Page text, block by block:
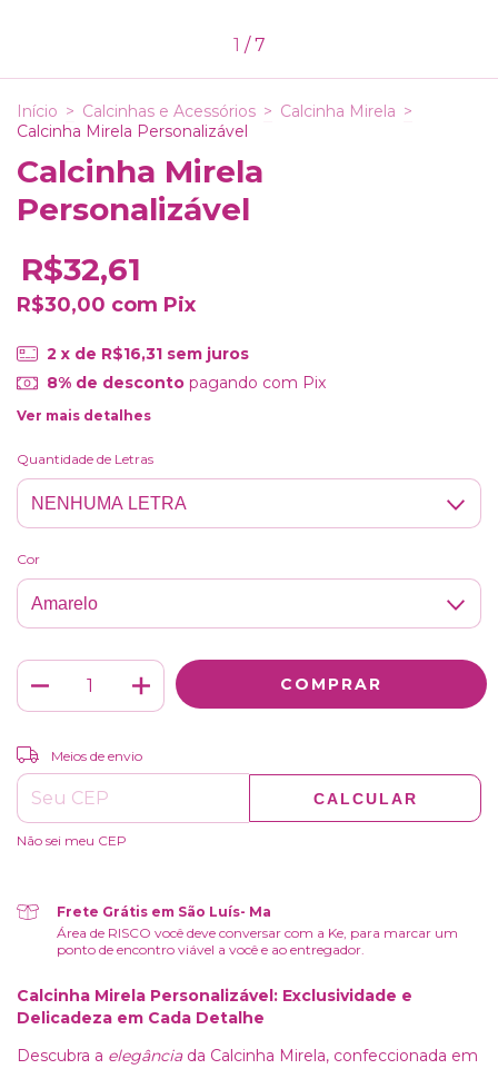
1 /7
Início > Calcinhas e Acessórios > Calcinha Mirela >
Calcinha Mirela Personalizável
Calcinha Mirela
Personalizável
R$32,61
R$30,00 com Pix
2 x de R$16,31 sem juros
8% de descontopagando com Pix
Ver mais detalhes
Quantidade de Letras
Cor
Entregas para o CEP:
Meios de envio
CALCULAR
Não sei meu CEP
Frete Grátis em São Luís- Ma
Área de RISCO você deve conversar com a Ke, para marcar um
ponto de encontro viável a você e ao entregador.
Calcinha Mirela Personalizável: Exclusividade e
Delicadeza em Cada Detalhe
Descubra a elegânciada Calcinha Mirela, confeccionada em